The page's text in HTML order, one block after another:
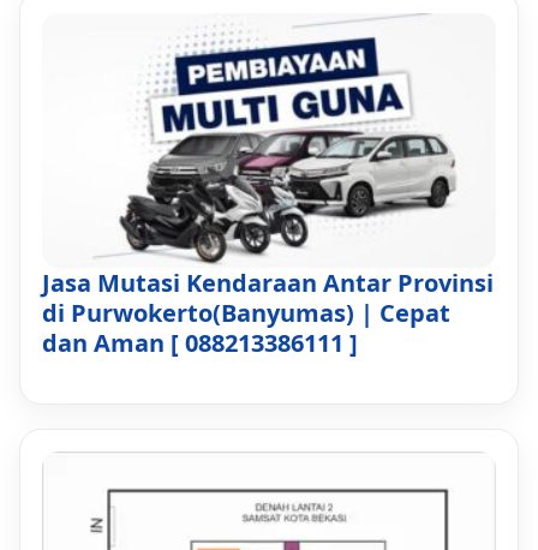
Jasa Mutasi Kendaraan Antar Provinsi
di Purwokerto(Banyumas) | Cepat
dan Aman [ 088213386111 ]